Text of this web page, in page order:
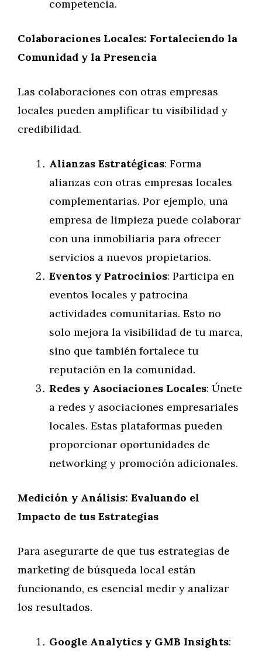
competencia.
Colaboraciones Locales: Fortaleciendo la
Comunidad y la Presencia
Las colaboraciones con otras empresas
locales pueden amplificar tu visibilidad y
credibilidad.
Alianzas Estratégicas: Forma
alianzas con otras empresas locales
complementarias. Por ejemplo, una
empresa de limpieza puede colaborar
con una inmobiliaria para ofrecer
servicios a nuevos propietarios.
Eventos y Patrocinios: Participa en
eventos locales y patrocina
actividades comunitarias. Esto no
solo mejora la visibilidad de tu marca,
sino que también fortalece tu
reputación en la comunidad.
Redes y Asociaciones Locales: Únete
a redes y asociaciones empresariales
locales. Estas plataformas pueden
proporcionar oportunidades de
networking y promoción adicionales.
Medición y Análisis: Evaluando el
Impacto de tus Estrategias
Para asegurarte de que tus estrategias de
marketing de búsqueda local están
funcionando, es esencial medir y analizar
los resultados.
Google Analytics y GMB Insights: